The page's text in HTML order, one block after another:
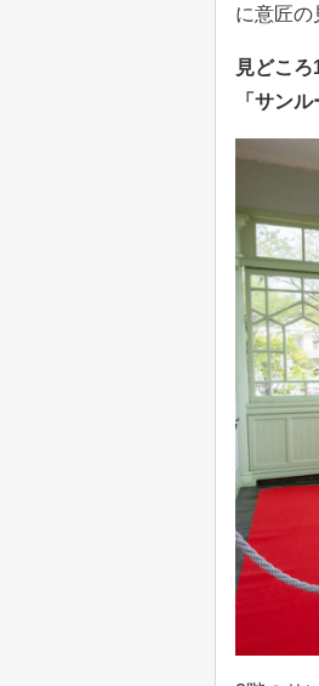
に意匠の
見どころ
「サン